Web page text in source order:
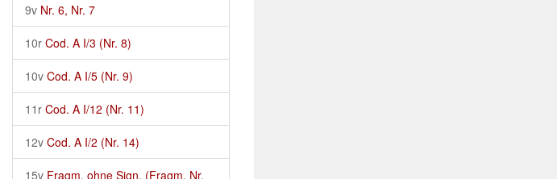
9v Nr. 6, Nr. 7
10r Cod. A I/3 (Nr. 8)
10v Cod. A I/5 (Nr. 9)
11r Cod. A I/12 (Nr. 11)
12v Cod. A I/2 (Nr. 14)
15v Fragm. ohne Sign. (Fragm. Nr.